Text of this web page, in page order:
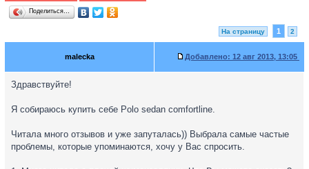
Поделиться…
На страницу 1 2
malecka Добавлено: 12 авг 2013, 13:05
Здравствуйте!
Я собираюсь купить себе Polo sedan comfortline.
Читала много отзывов и уже запуталась)) Выбрала самые частые
проблемы, которые упоминаются, хочу у Вас спросить.